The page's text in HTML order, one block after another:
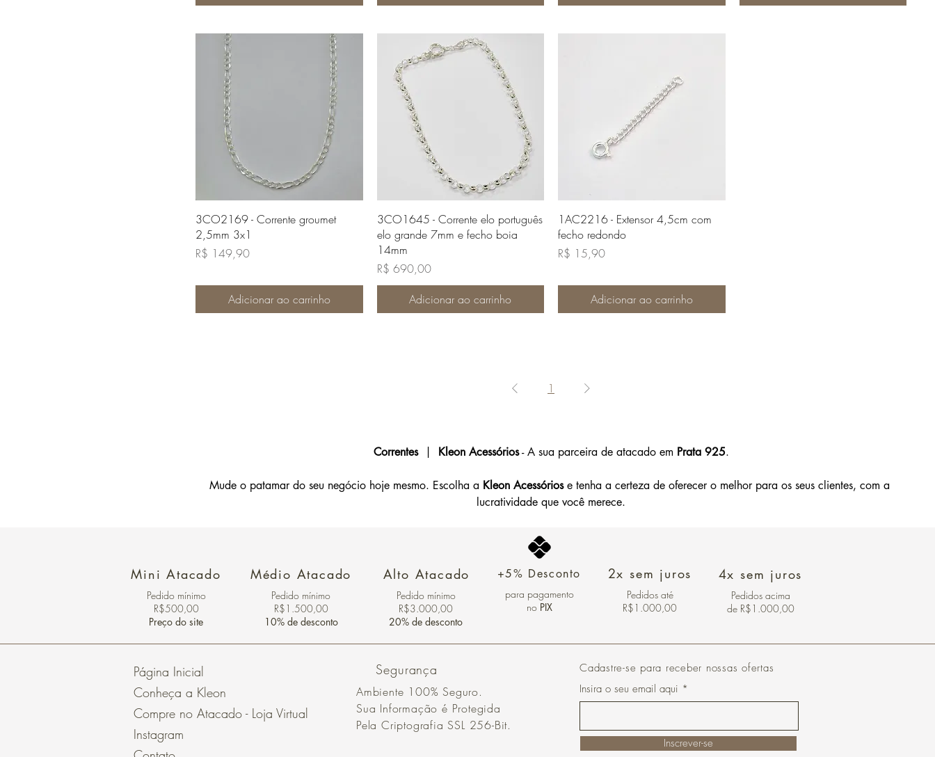
Visualização rápida
3CO2169 - Corrente groumet
2,5mm 3x1
Preço
R$ 149,90
Adicionar ao carrinho
Visualização rápida
3CO1645 - Corrente elo português
elo grande 7mm e fecho boia
14mm
Preço
R$ 690,00
Adicionar ao carrinho
Visualização rápida
1AC2216 - Extensor 4,5cm com
fecho redondo
Preço
R$ 15,90
Adicionar ao carrinho
1
Correntes | Kleon Acessórios - A sua parceira de atacado em Prata 925.
Mude o patamar do seu negócio hoje mesmo. Escolha a Kleon Acessórios e tenha a certeza de oferecer o melhor para os seus clientes, com a
lucratividade que você merece.
Mini Atacado
Pedido ​mínimo
R$500,00
Preço do site
Médio Atacado
Pedido mínimo
R$1.500,00
10% de desconto
Alto Atacado
Pedido mínimo
R$3.000,00
20% de desconto
+5% Desconto
para pagamento
no PIX
2x sem juros
Pedidos até
R$1.000,00
4x sem juros
Pedidos acima
de R$1.000,00
Página Inicial
Conheça a Kleon
Compre no Atacado - Loja Virtual
Instagram
Segurança
Ambiente 100% Seguro.
Sua Informação é Protegida
Pela Criptografia SSL 256-Bit.
Cadastre-se para receber nossas ofertas
Insira o seu email aqui
Inscrever-se